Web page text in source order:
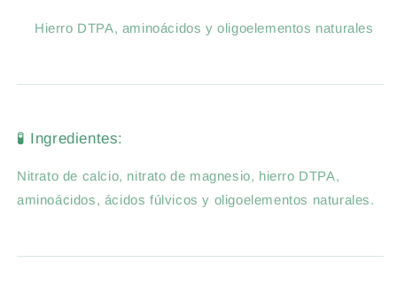
Hierro DTPA, aminoácidos y oligoelementos naturales
🧪 Ingredientes:
Nitrato de calcio, nitrato de magnesio, hierro DTPA,
aminoácidos, ácidos fúlvicos y oligoelementos naturales.